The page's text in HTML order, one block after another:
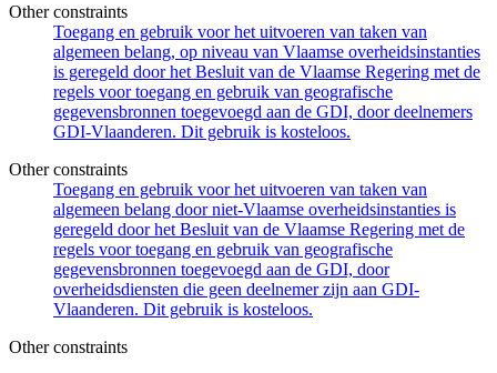
Other constraints
Toegang en gebruik voor het uitvoeren van taken van
algemeen belang, op niveau van Vlaamse overheidsinstanties
is geregeld door het Besluit van de Vlaamse Regering met de
regels voor toegang en gebruik van geografische
gegevensbronnen toegevoegd aan de GDI, door deelnemers
GDI-Vlaanderen. Dit gebruik is kosteloos.
Other constraints
Toegang en gebruik voor het uitvoeren van taken van
algemeen belang door niet-Vlaamse overheidsinstanties is
geregeld door het Besluit van de Vlaamse Regering met de
regels voor toegang en gebruik van geografische
gegevensbronnen toegevoegd aan de GDI, door
overheidsdiensten die geen deelnemer zijn aan GDI-
Vlaanderen. Dit gebruik is kosteloos.
Other constraints